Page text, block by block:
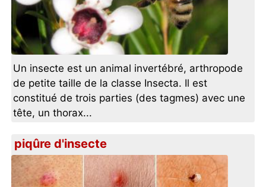
Un insecte est un animal invertébré, arthropode
de petite taille de la classe Insecta. Il est
constitué de trois parties (des tagmes) avec une
tête, un thorax...
piqûre d'insecte